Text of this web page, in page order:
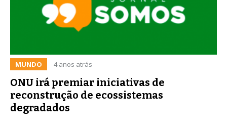
MUNDO 4 anos atrás
ONU irá premiar iniciativas de
reconstrução de ecossistemas
degradados